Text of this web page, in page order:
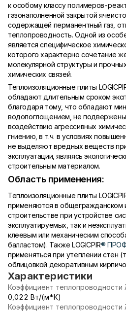
к особому классу полимеров-
газонаполненной закрытой
содержащей перманентный газ,
теплопроводность. Одной из
является специфическое
которого характерно сочетание
молекулярной структуры и
химических связей.
Теплоизоляционные плиты
обладают длительным сроком
благодаря тому, что обладают
водопоглощением, не
воздействию агрессивных
гниению, в т.ч. в условиях
не выделяют вредных веществ
эксплуатации, являясь
строительным материалом.
Область применения:
Теплоизоляционные плиты
применяются в общегражданском
строительстве при устройстве
эксплуатируемых, так и
клеевым или механическим
балластом). Также LOGICPIR®
применяться при утеплении стен
облицовкой декоративным
Характеристики
Коэффициент теплопроводности
0,022 Вт/(м*К)
Коэффициент теплопроводности